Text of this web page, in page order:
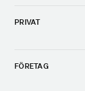
PRIVAT
FÖRETAG